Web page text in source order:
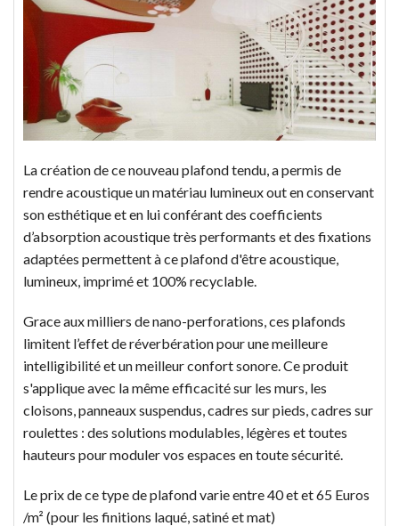
La création de ce nouveau plafond tendu, a permis de
rendre acoustique un matériau lumineux out en conservant
son esthétique et en lui conférant des coefficients
d’absorption acoustique très performants et des fixations
adaptées permettent à ce plafond d'être acoustique,
lumineux, imprimé et 100% recyclable.
Grace aux milliers de nano-perforations, ces plafonds
limitent l’effet de réverbération pour une meilleure
intelligibilité et un meilleur confort sonore. Ce produit
s'applique avec la même efficacité sur les murs, les
cloisons, panneaux suspendus, cadres sur pieds, cadres sur
roulettes : des solutions modulables, légères et toutes
hauteurs pour moduler vos espaces en toute sécurité.
Le prix de ce type de plafond varie entre 40 et et 65 Euros
/m² (pour les finitions laqué, satiné et mat)